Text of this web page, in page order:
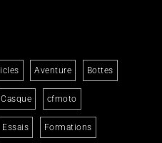
Aventure Bottes
Casque cfmoto
Essais Formations